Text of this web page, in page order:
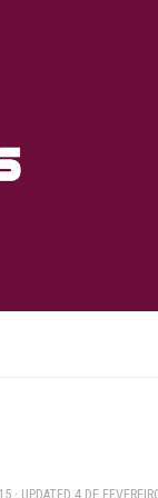
· UPDATED 4 DE